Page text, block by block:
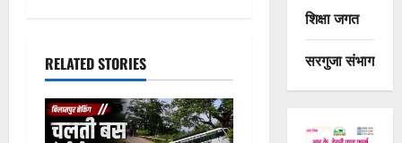
RELATED STORIES
शिक्षा जगत
सरगुजा संभाग